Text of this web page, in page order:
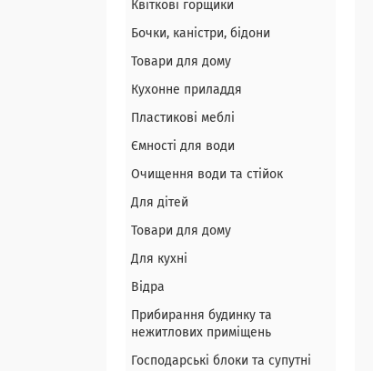
Квіткові горщики
Бочки, каністри, бідони
Товари для дому
Кухонне приладдя
Пластикові меблі
Ємності для води
Очищення води та стійок
Для дітей
Товари для дому
Для кухні
Відра
Прибирання будинку та
нежитлових приміщень
Господарські блоки та супутні